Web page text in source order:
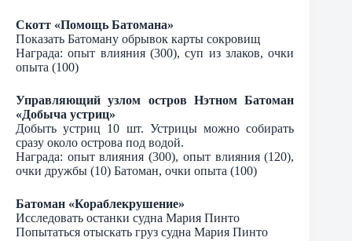
Скотт «Помощь Батомана»
Показать Батоману обрывок карты сокровищ
Награда: опыт влияния (300), суп из злаков, очки
опыта (100)
Управляющий узлом остров Нэтном Батоман
«Добыча устриц»
Добыть устриц 10 шт. Устрицы можно собирать
сразу около острова под водой.
Награда: опыт влияния (300), опыт влияния (120),
очки дружбы (10) Батоман, очки опыта (100)
Батоман «Кораблекрушение»
Исследовать останки судна Мария Пинто
Попытаться отыскать груз судна Мария Пинто